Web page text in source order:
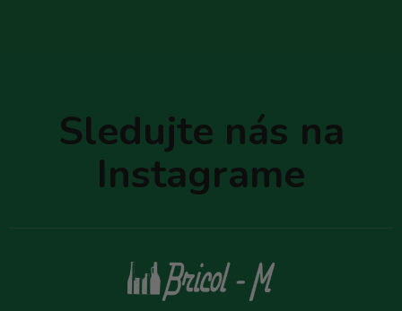
Sledujte nás na
Instagrame